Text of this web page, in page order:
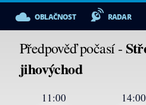
OBLAČNOST RADAR
Předpověď počasí -
jihovýchod
11:00 14:00